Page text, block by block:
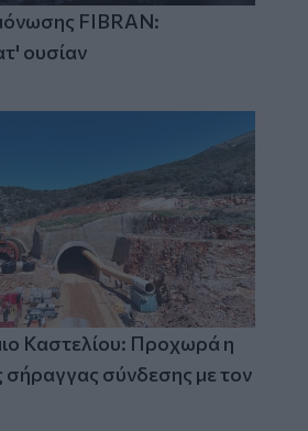
FIBRAN:
ουσίαν
Καστελίου: Προχωρά η
σήραγγας σύνδεσης με τον